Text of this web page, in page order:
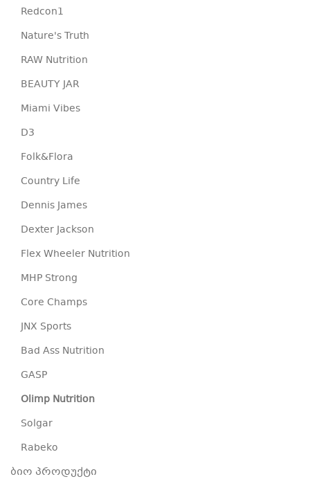
Redcon1
Nature's Truth
RAW Nutrition
BEAUTY JAR
Miami Vibes
D3
Folk&Flora
Country Life
Dennis James
Dexter Jackson
Flex Wheeler Nutrition
MHP Strong
Core Champs
JNX Sports
Bad Ass Nutrition
GASP
Olimp Nutrition
Solgar
Rabeko
ბიო პროდუქტი